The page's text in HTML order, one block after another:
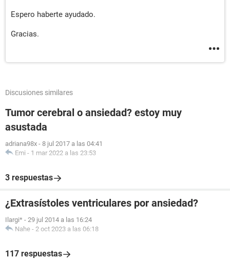
Espero haberte ayudado.
Gracias.
Discusiones similares
Tumor cerebral o ansiedad? estoy muy
asustada
adriana98x - 8 jul 2017 a las 04:41
Emi - 1 mar 2022 a las 23:53
3 respuestas
¿Extrasístoles ventriculares por ansiedad?
Ilargi* - 29 jul 2014 a las 16:24
Nahe - 2 oct 2023 a las 06:18
117 respuestas